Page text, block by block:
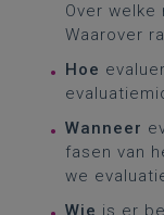
Over welke
Waarover
Hoe
Wanneer
fasen van
we
Wie is er